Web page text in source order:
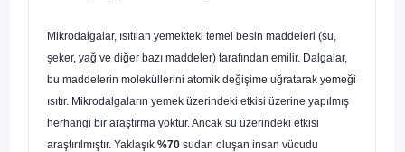
Mikrodalgalar, ısıtılan yemekteki temel besin maddeleri (su,
şeker, yağ ve diğer bazı maddeler) tarafından emilir. Dalgalar,
bu maddelerin moleküllerini atomik değişime uğratarak yemeği
ısıtır. Mikrodalgaların yemek üzerindeki etkisi üzerine yapılmış
herhangi bir araştırma yoktur. Ancak su üzerindeki etkisi
araştırılmıştır. Yaklaşık %70 sudan oluşan insan vücudu